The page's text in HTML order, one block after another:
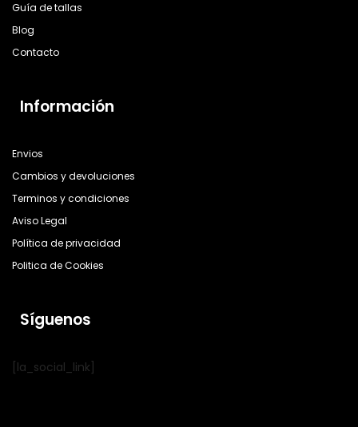
Guía de tallas
Blog
Contacto
Información
Envios
Cambios y devoluciones
Terminos y condiciones
Aviso Legal
Política de privacidad
Politica de Cookies
Síguenos
[la_social_link]